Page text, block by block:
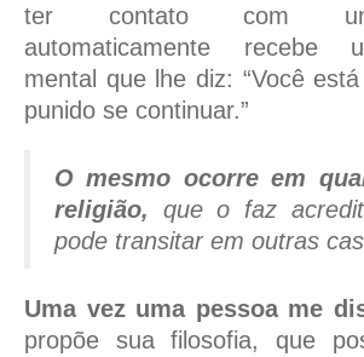
ter contato com
automaticamente recebe
mental que lhe diz: “Você
punido se continuar.”
O mesmo ocorre em
religião, que o faz
pode transitar em outras
Uma vez uma pessoa me
propõe sua filosofia, que